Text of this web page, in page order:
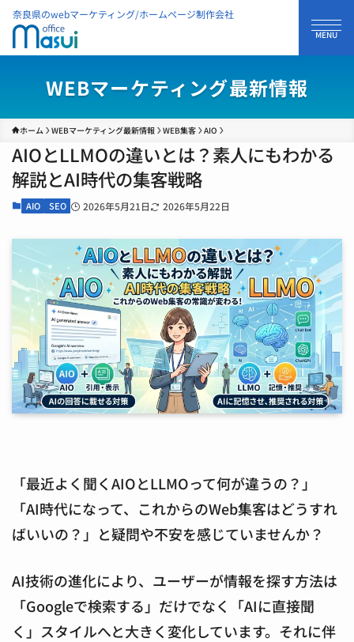
奈良県のwebマーケティング/ホームページ制作会社
WEBマーケティング最新情報
ホーム WEBマーケティング最新情報 WEB集客 AIO
AIOとLLMOの違いとは？素人にもわかる
解説とAI時代の集客戦略
AIO SEO 2026年5月21日 2026年5月22日
「最近よく聞くAIOとLLMOって何が違うの？」
「AI時代になって、これからのWeb集客はどうすれ
ばいいの？」と疑問や不安を感じていませんか？
AI技術の進化により、ユーザーが情報を探す方法は
「Googleで検索する」だけでなく「AIに直接聞
く」スタイルへと大きく変化しています。それに伴